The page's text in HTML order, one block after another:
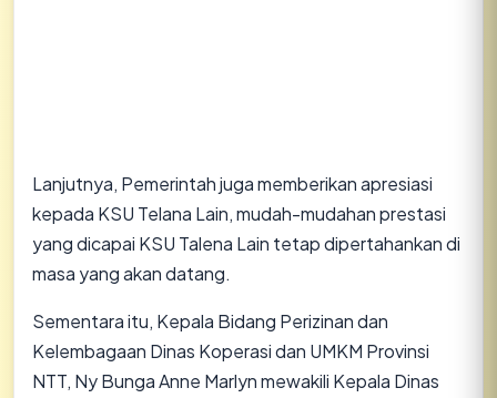
Lanjutnya, Pemerintah juga memberikan apresiasi
kepada KSU Telana Lain, mudah-mudahan prestasi
yang dicapai KSU Talena Lain tetap dipertahankan di
masa yang akan datang.
Sementara itu, Kepala Bidang Perizinan dan
Kelembagaan Dinas Koperasi dan UMKM Provinsi
NTT, Ny Bunga Anne Marlyn mewakili Kepala Dinas